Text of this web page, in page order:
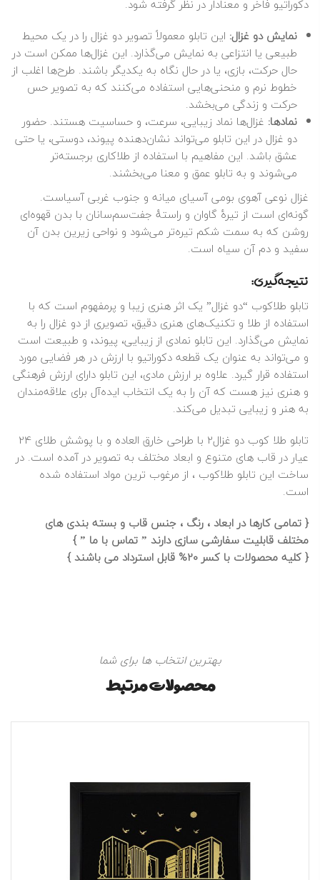
دکوراتیو فاخر و معنادار در نظر گرفته شود.
نمایش دو غزال: این تابلو معمولاً تصویر دو غزال را در یک محیط
طبیعی یا انتزاعی به نمایش می‌گذارد. این غزال‌ها ممکن است در
حال حرکت، بازی، یا در حال نگاه به یکدیگر باشند. طرح‌ها اغلب از
خطوط نرم و منحنی‌هایی استفاده می‌کنند که به تصویر حس
حرکت و زندگی می‌بخشد.
نمادها: غزال‌ها نماد زیبایی، سرعت، و حساسیت هستند. حضور
دو غزال در این تابلو می‌تواند نشان‌دهنده پیوند، دوستی، یا حتی
عشق باشد. این مفاهیم با استفاده از طلاکاری برجسته‌تر
می‌شوند و به تابلو عمق و معنا می‌بخشند.
غزال نوعی آهوی بومی آسیای میانه و جنوب غربی آسیاست.
گونه‌ای است از تیرهٔ گاوان و راستهٔ جفت‌سم‌سانان با بدن قهوه‌ای
روشن که به سمت شکم تیره‌تر می‌شود و نواحی زیرین بدن آن
سفید و دم آن سیاه است.
نتیجه‌گیری:
تابلو طلاکوب “دو غزال” یک اثر هنری زیبا و پرمفهوم است که با
استفاده از طلا و تکنیک‌های هنری دقیق، تصویری از دو غزال را به
نمایش می‌گذارد. این تابلو نمادی از زیبایی، پیوند، و طبیعت است
و می‌تواند به عنوان یک قطعه دکوراتیو با ارزش در هر فضایی مورد
استفاده قرار گیرد. علاوه بر ارزش مادی، این تابلو دارای ارزش فرهنگی
و هنری نیز هست که آن را به یک انتخاب ایده‌آل برای علاقه‌مندان
به هنر و زیبایی تبدیل می‌کند.
تابلو طلا
کوب دو غزال2 با طراحی خارق العاده و با پوشش طلای 24
عیار در قاب های متنوع و ابعاد مختلف به تصویر در آمده است. در
ساخت این تابلو طلاکوب ، از مرغوب ترین مواد استفاده شده
است.
{ تمامی کارها در ابعاد ، رنگ ، جنس قاب و بسته بندی های
مختلف قابلیت سفارشی سازی دارند ”تماس با ما ” }
{ کلیه محصولات با کسر 20% قابل استرداد می باشند }
بهترین انتخاب ها برای شما
محصولات مرتبط